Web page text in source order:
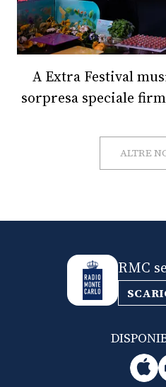
A Extra Festival
ALTRE
RMC